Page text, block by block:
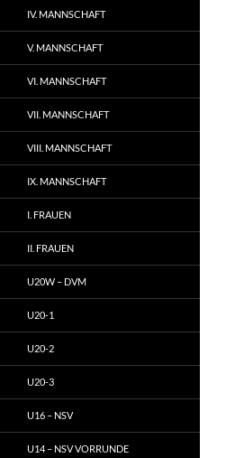
IV. MANNSCHAFT
V. MANNSCHAFT
VI. MANNSCHAFT
VII. MANNSCHAFT
VIII. MANNSCHAFT
IX. MANNSCHAFT
I. FRAUEN
II. FRAUEN
U20W – DVM
U20-1
U20-2
U20-3
U16 – NSV
U14 – NSV VORRUNDE